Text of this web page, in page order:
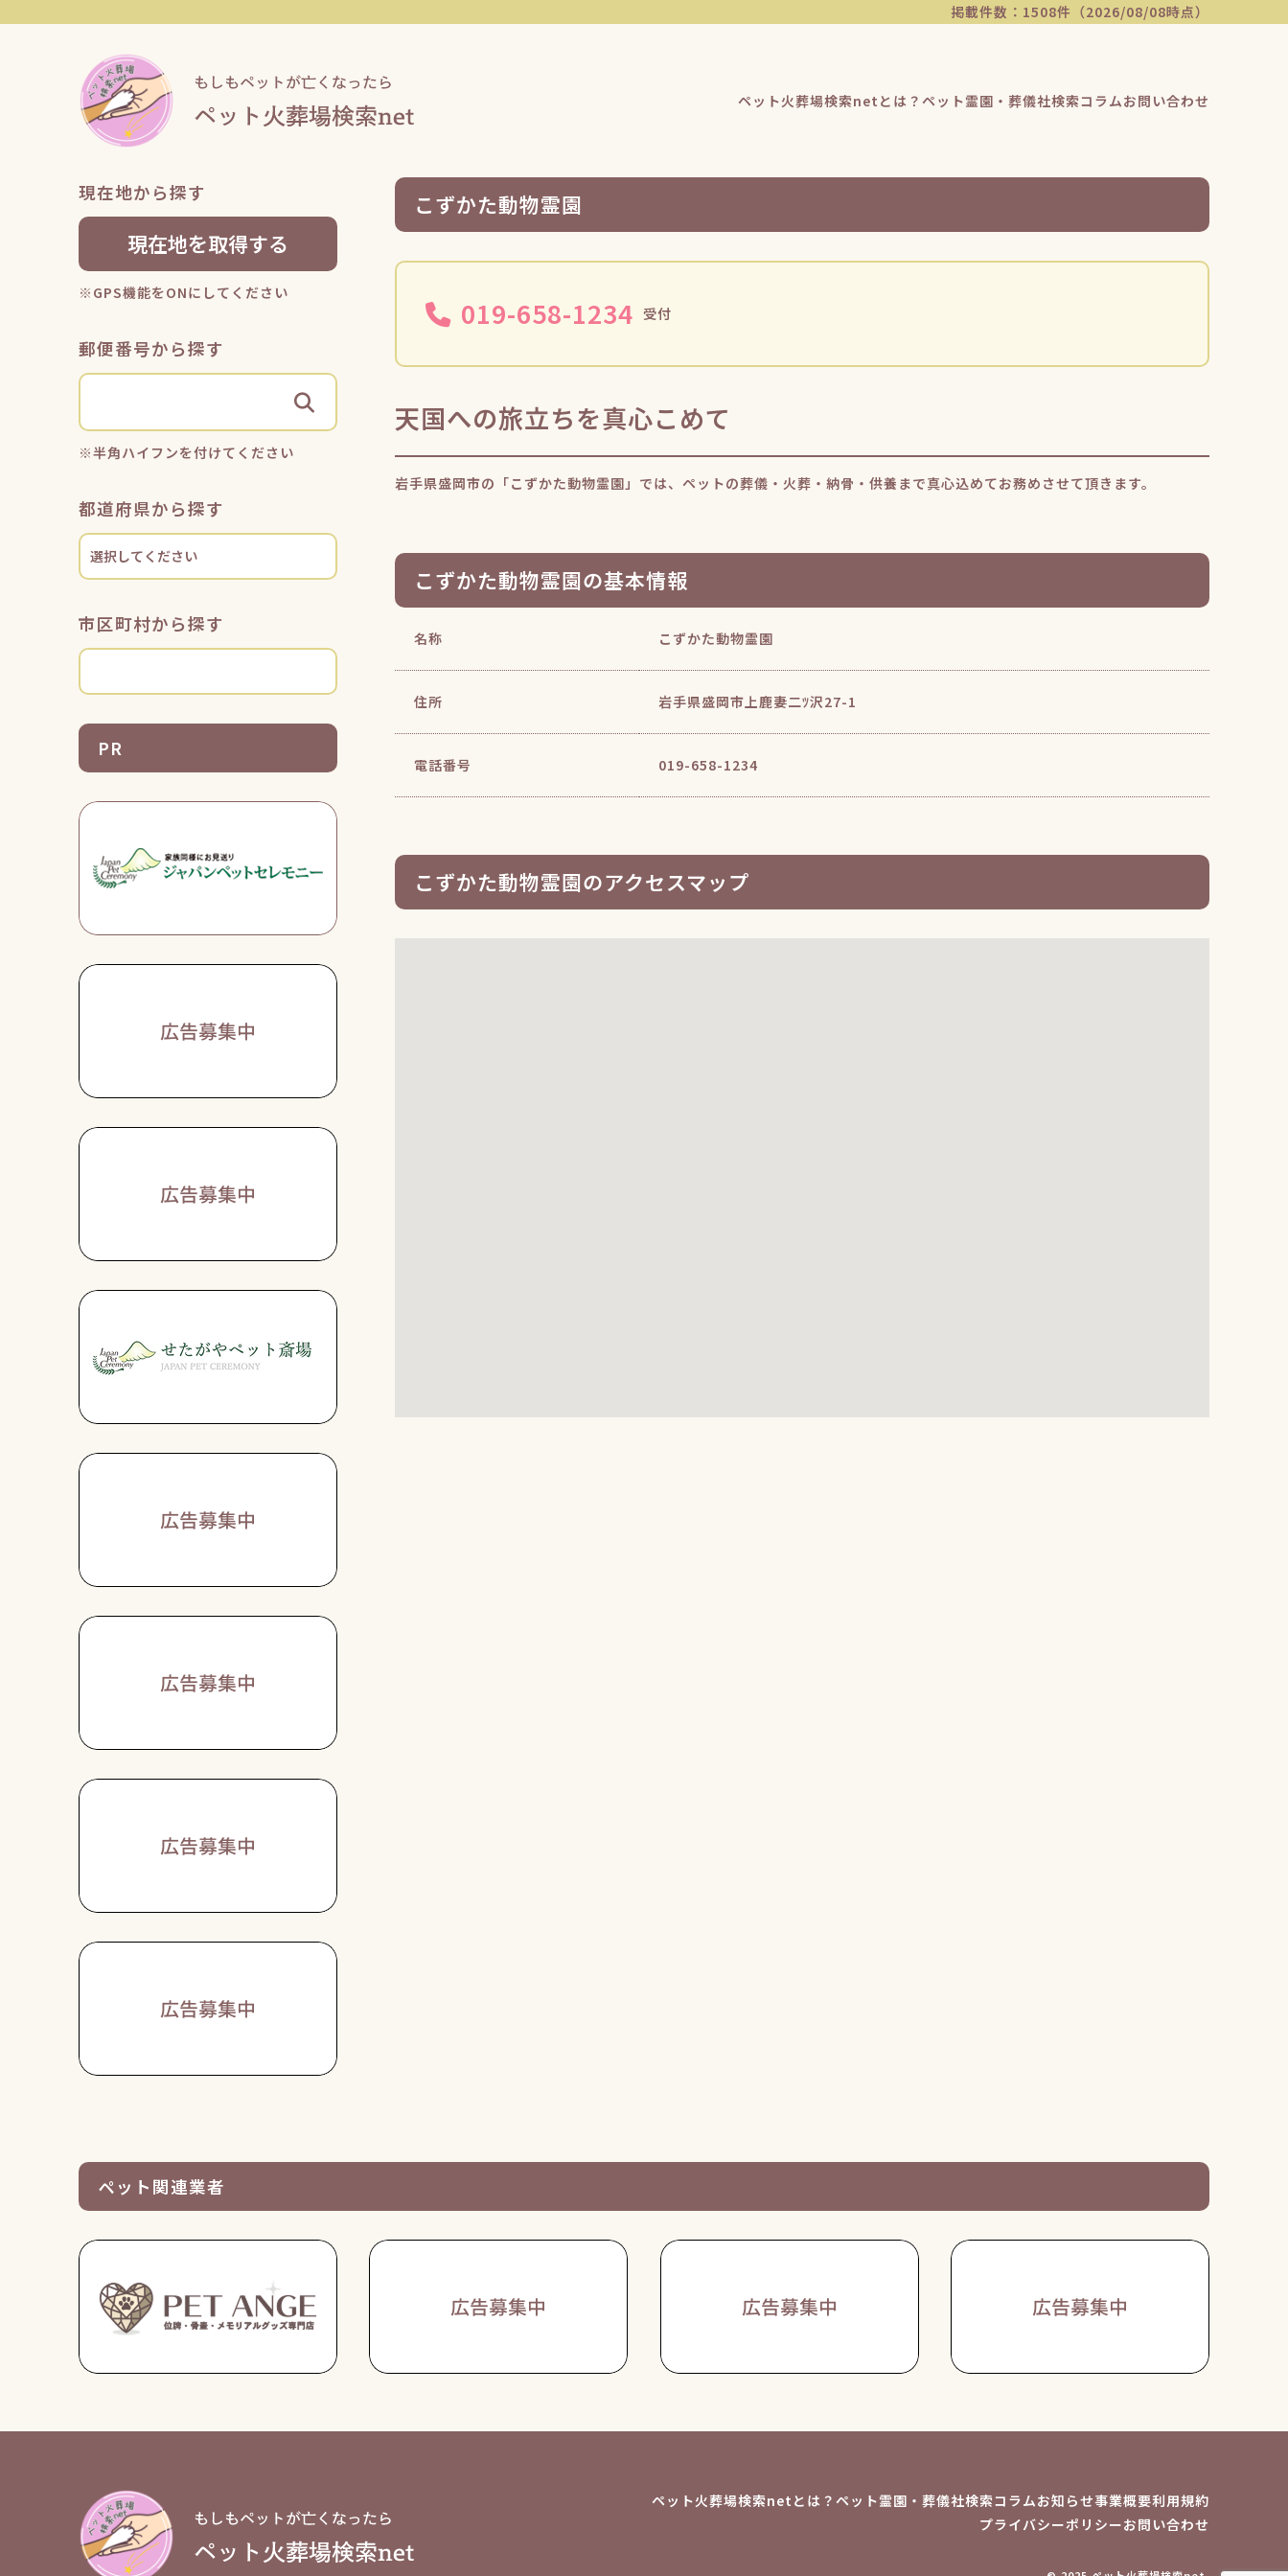
掲載件数：1508件（2026/08/08時点）
ペット火葬場検索netとは？ ペット霊園・葬儀社検索コラムお問い合わせ
現在地から探す
現在地を取得する
※GPS機能をONにしてください
郵便番号から探す
※半角ハイフンを付けてください
都道府県から探す
市区町村から探す
PR
こずかた動物霊園
019-658-1234 受付
天国への旅立ちを真心こめて
岩手県盛岡市の「こずかた動物霊園」では、ペットの葬儀・火葬・納骨・供養まで真心込めてお務めさせて頂きます。
こずかた動物霊園の基本情報
名称 こずかた動物霊園
住所 岩手県盛岡市上鹿妻二ﾂ沢27-1
電話番号 019-658-1234
こずかた動物霊園のアクセスマップ
ペット関連業者
ペット火葬場検索netとは？ ペット霊園・葬儀社検索コラムお知らせ事業概要利用規約
プライバシーポリシーお問い合わせ